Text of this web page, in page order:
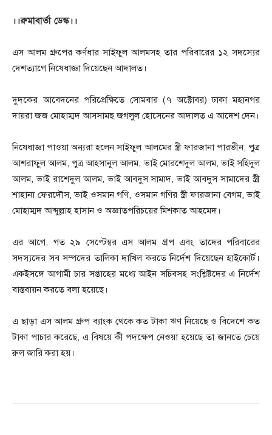
।।রুমাবার্তা ডেস্ক।।
এস আলম গ্রুপের কর্ণধার সাইফুল আলমসহ তার পরিবারের ১২ সদস্যের
দেশত্যাগে নিষেধাজ্ঞা দিয়েছেন আদালত।
দুদকের আবেদনের পরিপ্রেক্ষিতে সোমবার (৭ অক্টোবর) ঢাকা মহানগর
দায়রা জজ মোহাম্মদ আসসামছ জগলুল হোসেনের আদালত এ আদেশ দেন।
নিষেধাজ্ঞা পাওয়া অন্যরা হলেন সাইফুল আলমের স্ত্রী ফারজানা পারভীন, পুত্র
আশরাফুল আলম, পুত্র আহসানুল আলম, ভাই মোরশেদুল আলম, ভাই সহিদুল
আলম, ভাই রাশেদুল আলম, ভাই আবদুস সামাদ, ভাই আবদুস সামাদের স্ত্রী
শাহানা ফেরদৌস, ভাই ওসমান গণি, ওসমান গণির স্ত্রী ফারজানা বেগম, ভাই
মোহাম্মদ আব্দুল্লাহ হাসান ও অজ্ঞাতপরিচয়ের মিশকাত আহমেদ।
এর আগে, গত ২৯ সেপ্টেম্বর এস আলম গ্রপ এবং তাদের পরিবারের
সদস্যদের সব সম্পদের তালিকা দাখিল করতে নির্দেশ দিয়েছেন হাইকোর্ট।
একইসঙ্গে আগামী চার সপ্তাহের মধ্যে আইন সচিবসহ সংশ্লিষ্টদের এ নির্দেশ
বাস্তবায়ন করতে বলা হয়েছে।
এ ছাড়া এস আলম গ্রুপ ব্যাংক থেকে কত টাকা ঋণ নিয়েছে ও বিদেশে কত
টাকা পাচার করেছে, এ বিষয়ে কী পদক্ষেপ নেওয়া হয়েছে তা জানতে চেয়ে
রুল জারি করা হয়।